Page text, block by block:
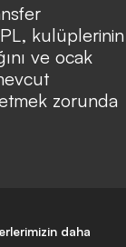
kulüplerinin
ve ocak
zorunda
daha